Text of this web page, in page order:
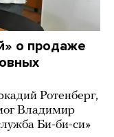
о продаже
Ротенберг,
Владимир
Би-би-си»